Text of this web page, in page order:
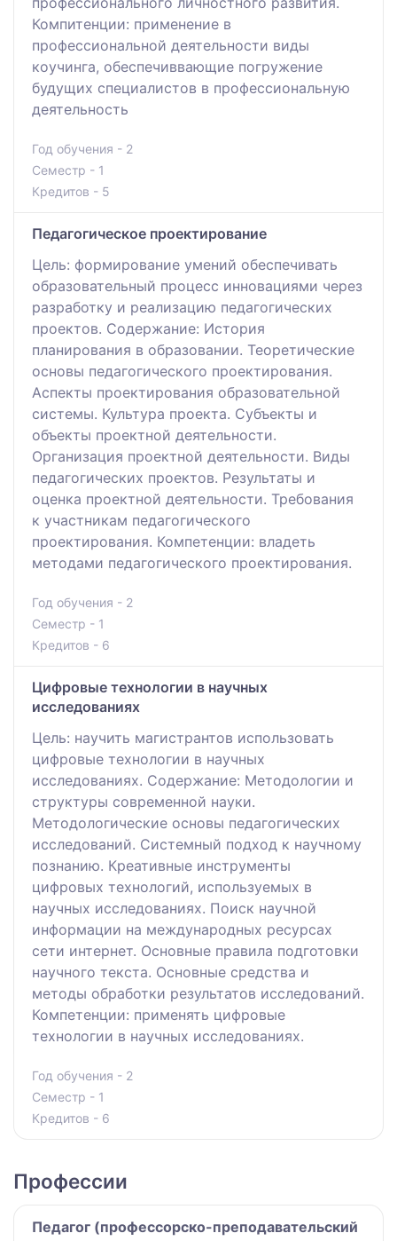
Компитенции: применение в
профессиональной деятельности виды
коучинга, обеспечиввающие погружение
будущих специалистов в профессиональную
деятельность
Год обучения - 2
Семестр - 1
Кредитов - 5
Педагогическое проектирование
Цель: формирование умений обеспечивать
образовательный процесс инновациями через
разработку и реализацию педагогических
проектов. Содержание: История
планирования в образовании. Теоретические
основы педагогического проектирования.
Аспекты проектирования образовательной
системы. Культура проекта. Субъекты и
объекты проектной деятельности.
Организация проектной деятельности. Виды
педагогических проектов. Результаты и
оценка проектной деятельности. Требования
к участникам педагогического
проектирования. Компетенции: владеть
методами педагогического проектирования.
Год обучения - 2
Семестр - 1
Кредитов - 6
Цифровые технологии в научных
исследованиях
Цель: научить магистрантов использовать
цифровые технологии в научных
исследованиях. Содержание: Методологии и
структуры современной науки.
Методологические основы педагогических
исследований. Системный подход к научному
познанию. Креативные инструменты
цифровых технологий, используемых в
научных исследованиях. Поиск научной
информации на международных ресурсах
сети интернет. Основные правила подготовки
научного текста. Основные средства и
методы обработки результатов исследований.
Компетенции: применять цифровые
технологии в научных исследованиях.
Год обучения - 2
Семестр - 1
Кредитов - 6
Профессии
Педагог (профессорско-преподавательский